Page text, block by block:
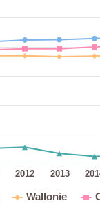
Wallonie
2012 2013